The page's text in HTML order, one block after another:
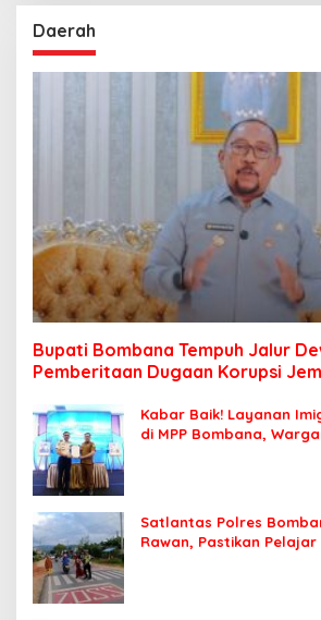
Daerah
Bupati Bombana Tempuh Jalur
Pemberitaan Dugaan Korupsi
Kabar Baik! Layanan
di MPP Bombana,
Satlantas Polres
Rawan, Pastikan